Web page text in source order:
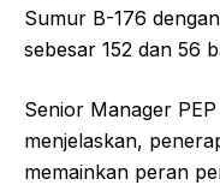
Sumur B-176
sebesar 152 dan 56
Senior Manager
menjelaskan,
memainkan peran